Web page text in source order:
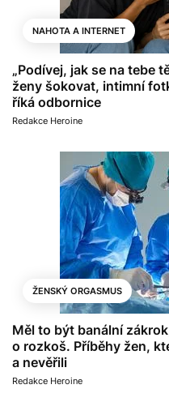
NAHOTA A INTERNET
„Podívej, jak se na tebe
ženy šokovat, intimní
říká odbornice
Redakce Heroine
ŽENSKÝ ORGASMUS
Měl to být banální
o rozkoš. Příběhy žen,
a nevěřili
Redakce Heroine